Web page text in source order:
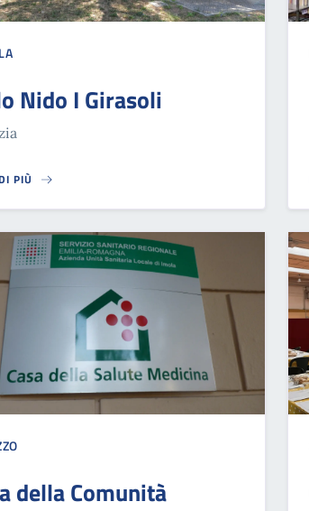
Nido I Girasoli
PIÙI GIRASOLI
della Comunità